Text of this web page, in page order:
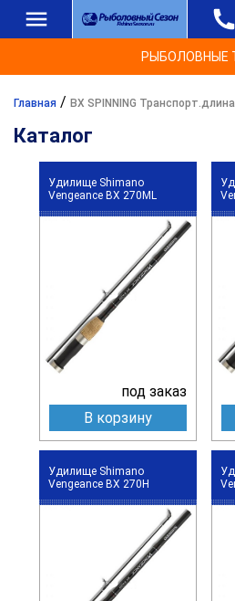
РЫБОЛОВНЫЕ
Главная / BX SPINNING
Каталог
Удилище Shimano
Vengeance BX 270ML
под заказ
В корзину
Удилище Shimano
Vengeance BX 270H